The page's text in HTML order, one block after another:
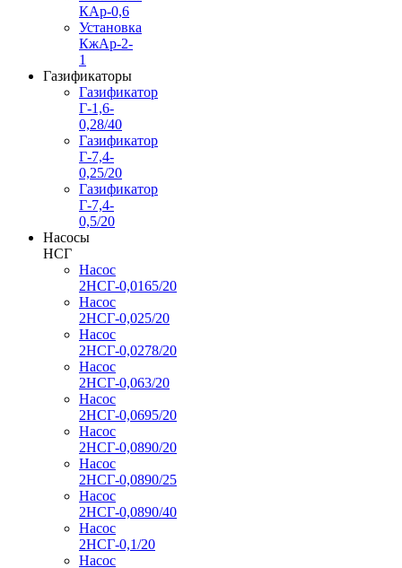
КАр-0,6
Установка
КжАр-2-
1
Газификаторы
Газификатор
Г-1,6-
0,28/40
Газификатор
Г-7,4-
0,25/20
Газификатор
Г-7,4-
0,5/20
Насосы
НСГ
Насос
2НСГ-0,0165/20
Насос
2НСГ-0,025/20
Насос
2НСГ-0,0278/20
Насос
2НСГ-0,063/20
Насос
2НСГ-0,0695/20
Насос
2НСГ-0,0890/20
Насос
2НСГ-0,0890/25
Насос
2НСГ-0,0890/40
Насос
2НСГ-0,1/20
Насос